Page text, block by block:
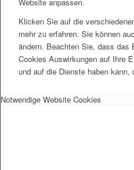
Klicken Sie auf die
mehr zu erfahren. Sie können
ändern. Beachten Sie, dass das
Cookies Auswirkungen auf Ihre
und auf die Dienste haben kann,
Notwendige Website Cookies